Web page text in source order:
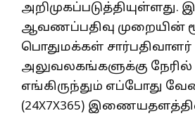
அறிமுகப்படுத்தியுள்ளது.
ஆவணப்பதிவு முறையின்
பொதுமக்கள் சார்பதிவாளர்
அலுவலகங்களுக்கு
எங்கிருந்தும் எப்போது
(24X7X365)